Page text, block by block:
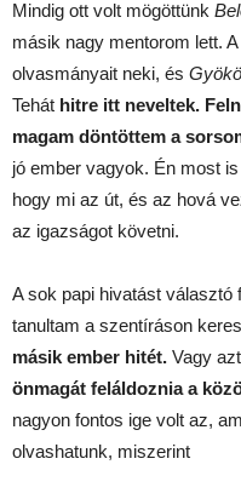
Mindig ott volt mögöttünk
másik nagy mentorom lett.
olvasmányait neki, és
Tehát hitre itt neveltek.
magam döntöttem a
jó ember vagyok. Én most
hogy mi az út, és az hová
az igazságot követni.
A sok papi hivatást választó
tanultam a szentíráson
másik ember hitét. Vagy
önmagát feláldoznia a
nagyon fontos ige volt az,
olvashatunk, miszerint